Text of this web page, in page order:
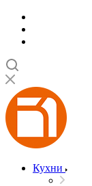
Кухни